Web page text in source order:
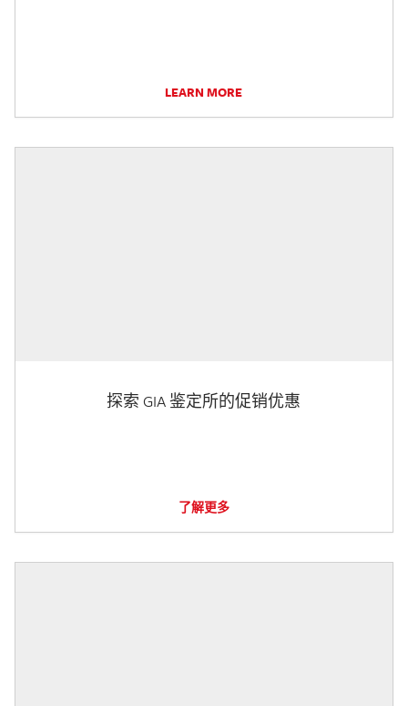
LEARN MORE
探索 GIA 鉴定所的促销优惠
了解更多